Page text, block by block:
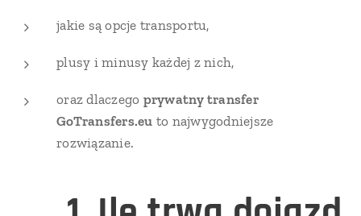
jakie są opcje transportu,
plusy i minusy każdej z nich,
oraz dlaczego prywatny transfer
GoTransfers.eu to najwygodniejsze
rozwiązanie.